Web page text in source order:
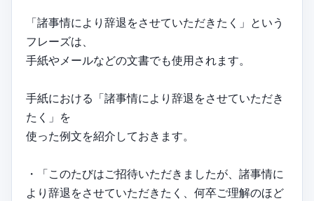
「諸事情により辞退をさせていただきたく」という
フレーズは、
手紙やメールなどの文書でも使用されます。
手紙における「諸事情により辞退をさせていただき
たく」を
使った例文を紹介しておきます。
・「このたびはご招待いただきましたが、諸事情に
より辞退をさせていただきたく、何卒ご理解のほど